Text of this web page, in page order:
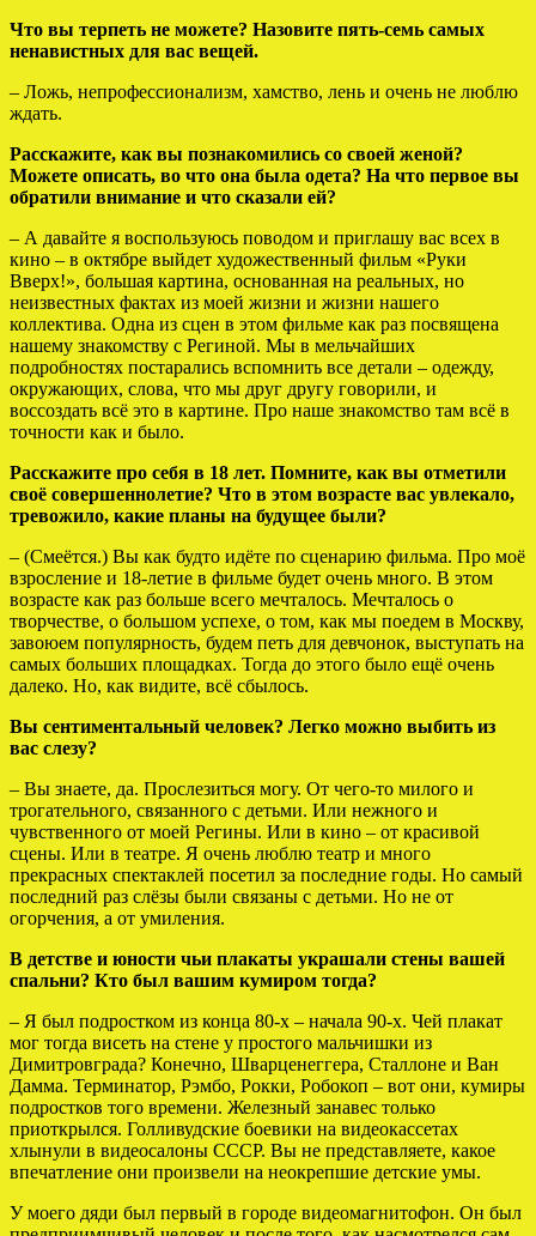
Что вы терпеть не можете? Назовите пять-семь самых
ненавистных для вас вещей.
– Ложь, непрофессионализм, хамство, лень и очень не люблю
ждать.
Расскажите, как вы познакомились со своей женой?
Можете описать, во что она была одета? На что первое вы
обратили внимание и что сказали ей?
– А давайте я воспользуюсь поводом и приглашу вас всех в
кино – в октябре выйдет художественный фильм «Руки
Вверх!», большая картина, основанная на реальных, но
неизвестных фактах из моей жизни и жизни нашего
коллектива. Одна из сцен в этом фильме как раз посвящена
нашему знакомству с Региной. Мы в мельчайших
подробностях постарались вспомнить все детали – одежду,
окружающих, слова, что мы друг другу говорили, и
воссоздать всё это в картине. Про наше знакомство там всё в
точности как и было.
Расскажите про себя в 18 лет. Помните, как вы отметили
своё совершеннолетие? Что в этом возрасте вас увлекало,
тревожило, какие планы на будущее были?
– (Смеётся.) Вы как будто идёте по сценарию фильма. Про моё
взросление и 18-летие в фильме будет очень много. В этом
возрасте как раз больше всего мечталось. Мечталось о
творчестве, о большом успехе, о том, как мы поедем в Москву,
завоюем популярность, будем петь для девчонок, выступать на
самых больших площадках. Тогда до этого было ещё очень
далеко. Но, как видите, всё сбылось.
Вы сентиментальный человек? Легко можно выбить из
вас слезу?
– Вы знаете, да. Прослезиться могу. От чего-то милого и
трогательного, связанного с детьми. Или нежного и
чувственного от моей Регины. Или в кино – от красивой
сцены. Или в театре. Я очень люблю театр и много
прекрасных спектаклей посетил за последние годы. Но самый
последний раз слёзы были связаны с детьми. Но не от
огорчения, а от умиления.
В детстве и юности чьи плакаты украшали стены вашей
спальни? Кто был вашим кумиром тогда?
– Я был подростком из конца 80-х – начала 90-х. Чей плакат
мог тогда висеть на стене у простого мальчишки из
Димитровграда? Конечно, Шварценеггера, Сталлоне и Ван
Дамма. Терминатор, Рэмбо, Рокки, Робокоп – вот они, кумиры
подростков того времени. Железный занавес только
приоткрылся. Голливудские боевики на видеокассетах
хлынули в видеосалоны СССР. Вы не представляете, какое
впечатление они произвели на неокрепшие детские умы.
У моего дяди был первый в городе видеомагнитофон. Он был